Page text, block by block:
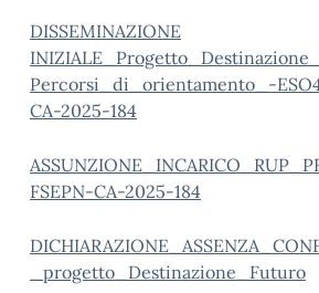
DISSEMINAZIONE
Percorsi_di_orientamento_-
CA-2025-184
FSEPN-CA-2025-184
_progetto_Destinazione_Futuro